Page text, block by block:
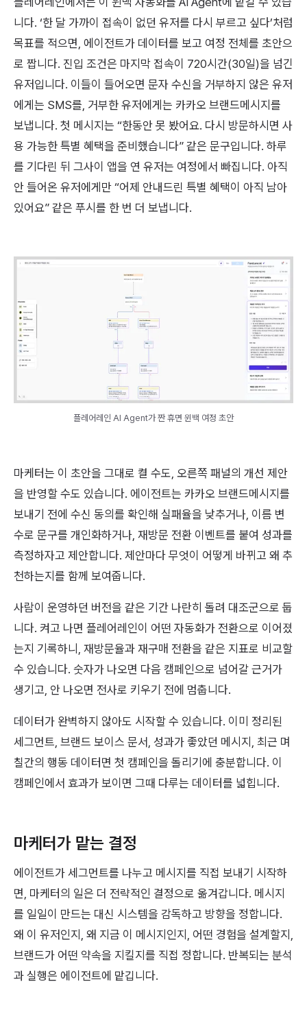
니다. ‘한 달 가까이 접속이 없던 유저를 다시 부르고 싶다’처럼
목표를 적으면, 에이전트가 데이터를 보고 여정 전체를 초안으
로 짭니다. 진입 조건은 마지막 접속이 720시간(30일)을 넘긴
유저입니다. 이들이 들어오면 문자 수신을 거부하지 않은 유저
에게는 SMS를, 거부한 유저에게는 카카오 브랜드메시지를
보냅니다. 첫 메시지는 “한동안 못 봤어요. 다시 방문하시면 사
용 가능한 특별 혜택을 준비했습니다” 같은 문구입니다. 하루
를 기다린 뒤 그사이 앱을 연 유저는 여정에서 빠집니다. 아직
안 들어온 유저에게만 “어제 안내드린 특별 혜택이 아직 남아
있어요” 같은 푸시를 한 번 더 보냅니다.
플레어레인 AI Agent가 짠 휴면 윈백 여정 초안
마케터는 이 초안을 그대로 켤 수도, 오른쪽 패널의 개선 제안
을 반영할 수도 있습니다. 에이전트는 카카오 브랜드메시지를
보내기 전에 수신 동의를 확인해 실패율을 낮추거나, 이름 변
수로 문구를 개인화하거나, 재방문 전환 이벤트를 붙여 성과를
측정하자고 제안합니다. 제안마다 무엇이 어떻게 바뀌고 왜 추
천하는지를 함께 보여줍니다.
사람이 운영하던 버전을 같은 기간 나란히 돌려 대조군으로 둡
니다. 켜고 나면 플레어레인이 어떤 자동화가 전환으로 이어졌
는지 기록하니, 재방문율과 재구매 전환을 같은 지표로 비교할
수 있습니다. 숫자가 나오면 다음 캠페인으로 넘어갈 근거가
생기고, 안 나오면 전사로 키우기 전에 멈춥니다.
데이터가 완벽하지 않아도 시작할 수 있습니다. 이미 정리된
세그먼트, 브랜드 보이스 문서, 성과가 좋았던 메시지, 최근 며
칠간의 행동 데이터면 첫 캠페인을 돌리기에 충분합니다. 이
캠페인에서 효과가 보이면 그때 다루는 데이터를 넓힙니다.
마케터가 맡는 결정
에이전트가 세그먼트를 나누고 메시지를 직접 보내기 시작하
면, 마케터의 일은 더 전략적인 결정으로 옮겨갑니다. 메시지
를 일일이 만드는 대신 시스템을 감독하고 방향을 정합니다.
왜 이 유저인지, 왜 지금 이 메시지인지, 어떤 경험을 설계할지,
브랜드가 어떤 약속을 지킬지를 직접 정합니다. 반복되는 분석
과 실행은 에이전트에 맡깁니다.